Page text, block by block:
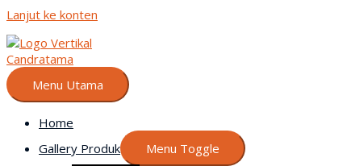
Lanjut ke konten
Menu Utama
Home
Gallery Produk
Menu Toggle